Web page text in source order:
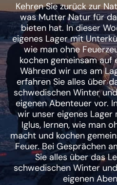
Kehren Sie zurück zur
was Mutter Natur für
bieten hat. In dieser
eigenes Lager mit
wie man ohne
kochen gemeinsam auf
Während wir uns am
erfahren Sie alles über
schwedischen Winter
eigenen Abenteuer vor.
wir unser eigenes
Iglus, lernen, wie man
macht und kochen
Feuer. Bei Gesprächen
Sie alles über das
schwedischen Winter
eigenen